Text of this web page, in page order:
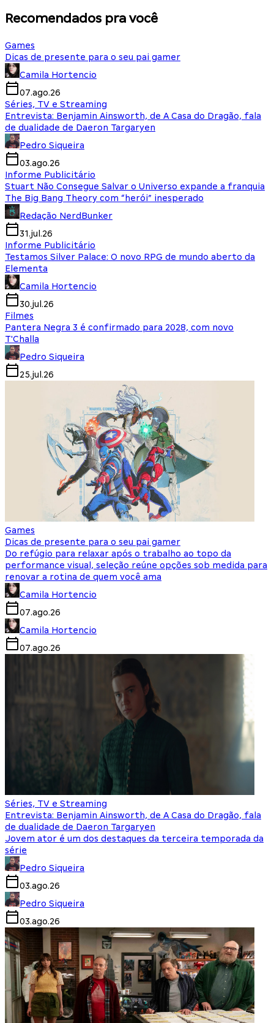
Recomendados pra você
Games
Dicas de presente para o seu pai gamer
Camila Hortencio
07.ago.26
Séries, TV e Streaming
Entrevista: Benjamin Ainsworth, de A Casa do Dragão, fala
de dualidade de Daeron Targaryen
Pedro Siqueira
03.ago.26
Informe Publicitário
Stuart Não Consegue Salvar o Universo expande a franquia
The Big Bang Theory com “herói” inesperado
Redação NerdBunker
31.jul.26
Informe Publicitário
Testamos Silver Palace: O novo RPG de mundo aberto da
Elementa
Camila Hortencio
30.jul.26
Filmes
Pantera Negra 3 é confirmado para 2028, com novo
T'Challa
Pedro Siqueira
25.jul.26
Games
Dicas de presente para o seu pai gamer
Do refúgio para relaxar após o trabalho ao topo da
performance visual, seleção reúne opções sob medida para
renovar a rotina de quem você ama
Camila Hortencio
07.ago.26
Camila Hortencio
07.ago.26
Séries, TV e Streaming
Entrevista: Benjamin Ainsworth, de A Casa do Dragão, fala
de dualidade de Daeron Targaryen
Jovem ator é um dos destaques da terceira temporada da
série
Pedro Siqueira
03.ago.26
Pedro Siqueira
03.ago.26